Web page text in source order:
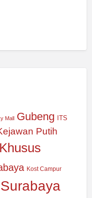
Mall Gubeng ITS
Putih
Khusus
Kost Campur